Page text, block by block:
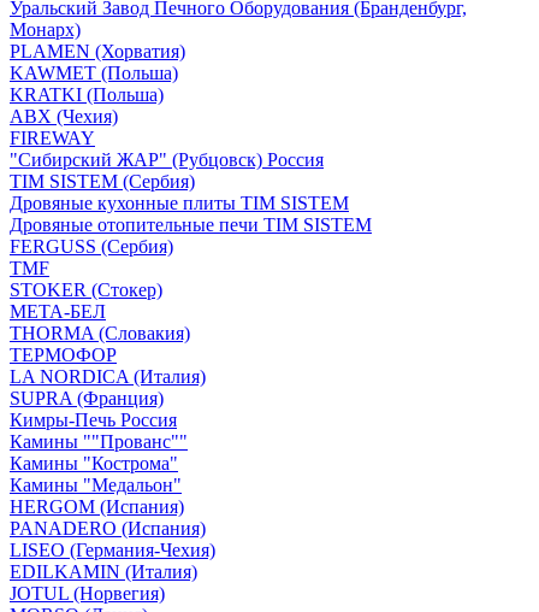
Уральский Завод Печного Оборудования (Бранденбург,
Монарх)
PLAMEN (Хорватия)
KAWMET (Польша)
KRATKI (Польша)
ABX (Чехия)
FIREWAY
"Сибирский ЖАР" (Рубцовск) Россия
TIM SISTEM (Сербия)
Дровяные кухонные плиты TIM SISTEM
Дровяные отопительные печи TIM SISTEM
FERGUSS (Сербия)
TMF
STOKER (Стокер)
МЕТА-БЕЛ
THORMA (Словакия)
ТЕРМОФОР
LA NORDICA (Италия)
SUPRA (Франция)
Кимры-Печь Россия
Камины ""Прованс""
Камины "Кострома"
Камины "Медальон"
HERGOM (Испания)
PANADERO (Испания)
LISEO (Германия-Чехия)
EDILKAMIN (Италия)
JOTUL (Норвегия)